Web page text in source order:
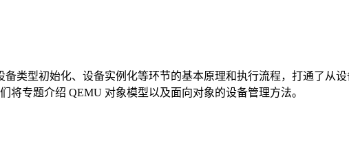
类型初始化、设备实例化等环节的基本原理和执行流程，打通了从
专题介绍 QEMU 对象模型以及面向对象的设备管理方法。